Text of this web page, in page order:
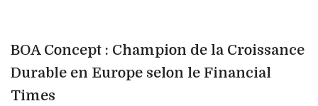
BOA Concept : Champion de la Croissance
Durable en Europe selon le Financial
Times